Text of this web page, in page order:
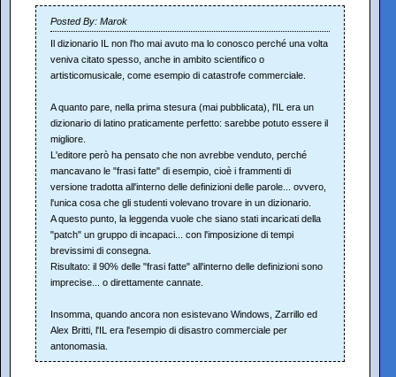
Posted By: Marok
Il dizionario IL non l'ho mai avuto ma lo conosco perché una volta
veniva citato spesso, anche in ambito scientifico o
artisticomusicale, come esempio di catastrofe commerciale.
A quanto pare, nella prima stesura (mai pubblicata), l'IL era un
dizionario di latino praticamente perfetto: sarebbe potuto essere il
migliore.
L'editore però ha pensato che non avrebbe venduto, perché
mancavano le "frasi fatte" di esempio, cioè i frammenti di
versione tradotta all'interno delle definizioni delle parole... ovvero,
l'unica cosa che gli studenti volevano trovare in un dizionario.
A questo punto, la leggenda vuole che siano stati incaricati della
"patch" un gruppo di incapaci... con l'imposizione di tempi
brevissimi di consegna.
Risultato: il 90% delle "frasi fatte" all'interno delle definizioni sono
imprecise... o direttamente cannate.
Insomma, quando ancora non esistevano Windows, Zarrillo ed
Alex Britti, l'IL era l'esempio di disastro commerciale per
antonomasia.